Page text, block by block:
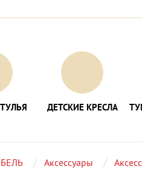
ДЕТСКИЕ КРЕСЛА
Аксессуары